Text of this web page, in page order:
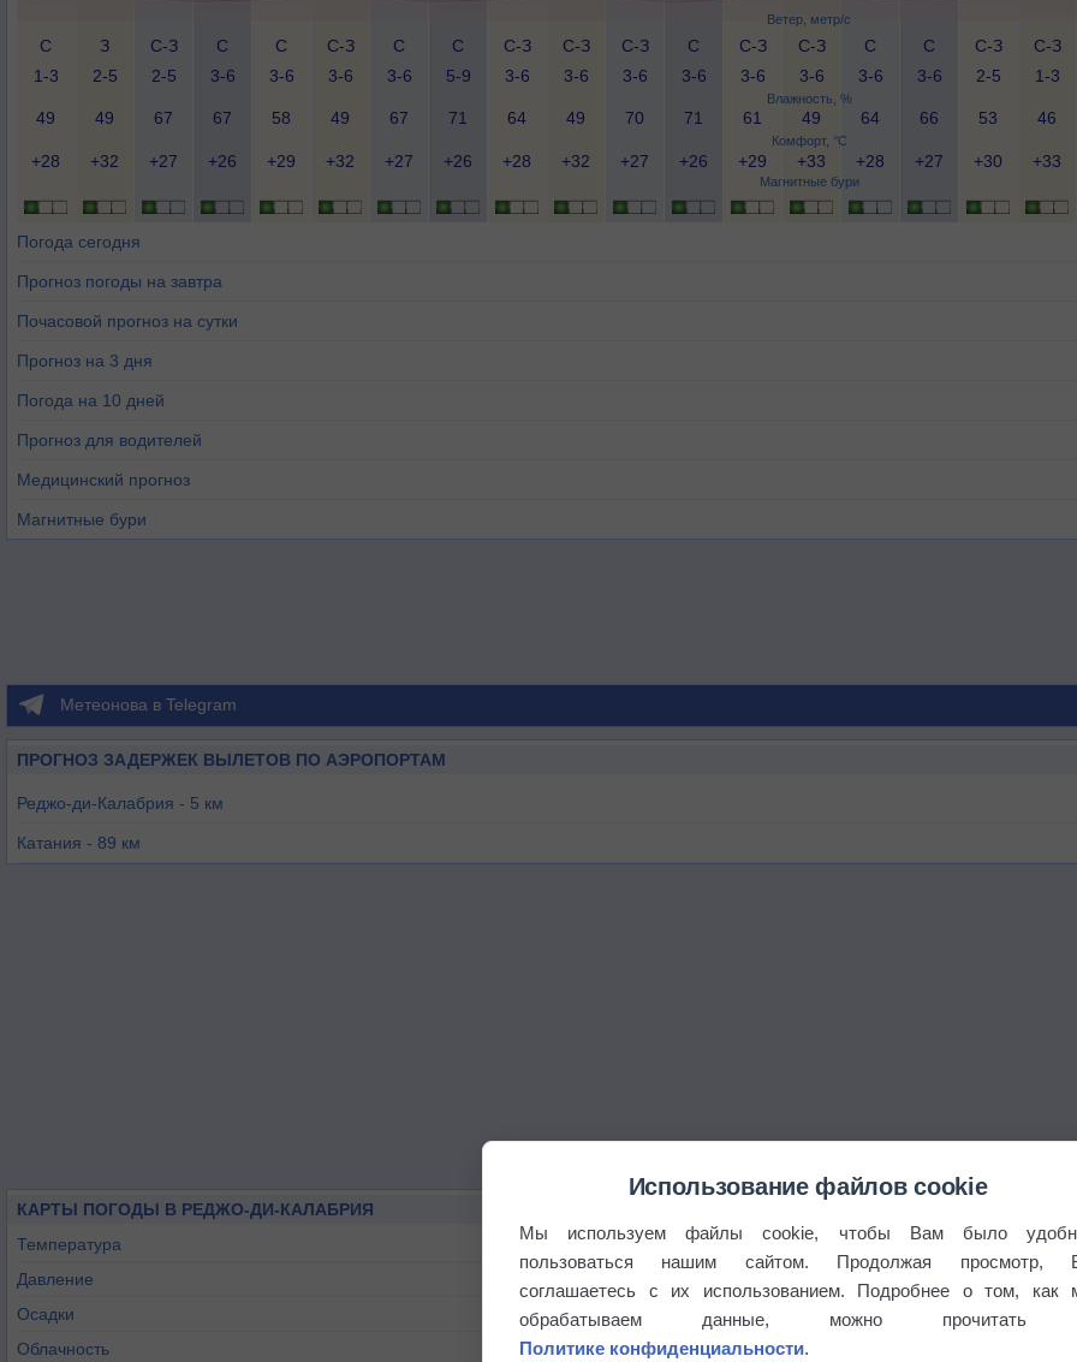
Ветер, метр/с
Влажность, %
Комфорт, °C
Магнитные бури
С
1-3
З
2-5
С-З
2-5
С
3-6
С
3-6
С-З
3-6
С
3-6
С
5-9
С-З
3-6
С-З
3-6
С-З
3-6
С
3-6
С-З
3-6
С-З
3-6
С
3-6
С
3-6
С-З
2-5
С-З
1-3
49 49 67 67 58 49 67 71 64 49 70 71 61 49 64 66 53 46
+28 +32 +27 +26 +29 +32 +27 +26 +28 +32 +27 +26 +29 +33 +28 +27 +30 +33
Погода сегодня
Прогноз погоды на завтра
Почасовой прогноз на сутки
Прогноз на 3 дня
Погода на 10 дней
Прогноз для водителей
Медицинский прогноз
Магнитные бури
Метеонова в Telegram
ПРОГНОЗ ЗАДЕРЖЕК ВЫЛЕТОВ ПО АЭРОПОРТАМ
Реджо-ди-Калабрия - 5 км
Катания - 89 км
КАРТЫ ПОГОДЫ В РЕДЖО-ДИ-КАЛАБРИЯ
Температура
Давление
Осадки
Облачность
Использование файлов cookie
Мы используем файлы cookie, чтобы Вам было
пользоваться нашим сайтом. Продолжая просмотр,
соглашаетесь с их использованием. Подробнее о том, как
обрабатываем данные, можно прочитать
Политике конфиденциальности.